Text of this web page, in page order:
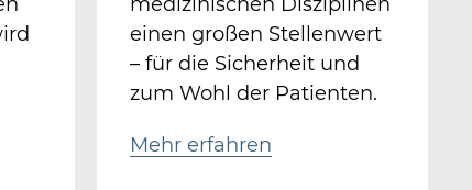
einen großen Stellenwert
– für die Sicherheit und
zum Wohl der Patienten.
Mehr erfahren